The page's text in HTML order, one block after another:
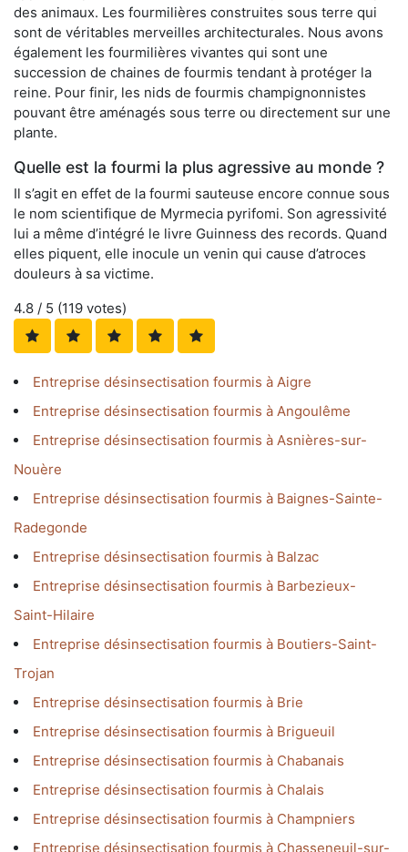
des animaux. Les fourmilières construites sous terre qui
sont de véritables merveilles architecturales. Nous avons
également les fourmilières vivantes qui sont une
succession de chaines de fourmis tendant à protéger la
reine. Pour finir, les nids de fourmis champignonnistes
pouvant être aménagés sous terre ou directement sur une
plante.
Quelle est la fourmi la plus agressive au monde ?
Il s’agit en effet de la fourmi sauteuse encore connue sous
le nom scientifique de Myrmecia pyrifomi. Son agressivité
lui a même d’intégré le livre Guinness des records. Quand
elles piquent, elle inocule un venin qui cause d’atroces
douleurs à sa victime.
4.8 / 5 (119 votes)
Entreprise désinsectisation fourmis à Aigre
Entreprise désinsectisation fourmis à Angoulême
Entreprise désinsectisation fourmis à Asnières-sur-
Nouère
Entreprise désinsectisation fourmis à Baignes-Sainte-
Radegonde
Entreprise désinsectisation fourmis à Balzac
Entreprise désinsectisation fourmis à Barbezieux-
Saint-Hilaire
Entreprise désinsectisation fourmis à Boutiers-Saint-
Trojan
Entreprise désinsectisation fourmis à Brie
Entreprise désinsectisation fourmis à Brigueuil
Entreprise désinsectisation fourmis à Chabanais
Entreprise désinsectisation fourmis à Chalais
Entreprise désinsectisation fourmis à Champniers
Entreprise désinsectisation fourmis à Chasseneuil-sur-